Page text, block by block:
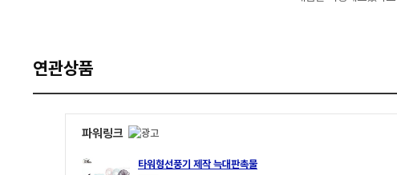
연관상품
파워링크
타워형선풍기 제작 늑대판촉물